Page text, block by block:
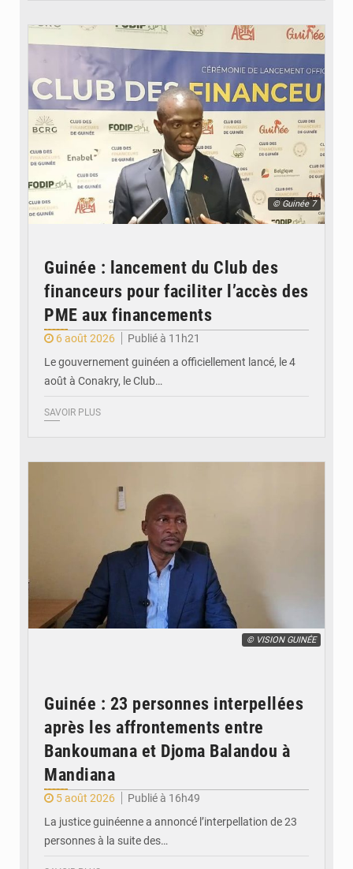
© Guinée 7
Guinée : lancement du Club des
financeurs pour faciliter l’accès des
PME aux financements
6 août 2026
Publié à 11h21
Le gouvernement guinéen a officiellement lancé, le 4
août à Conakry, le Club…
SAVOIR PLUS
© VISION GUINÉE
Guinée : 23 personnes interpellées
après les affrontements entre
Bankoumana et Djoma Balandou à
Mandiana
5 août 2026
Publié à 16h49
La justice guinéenne a annoncé l’interpellation de 23
personnes à la suite des…